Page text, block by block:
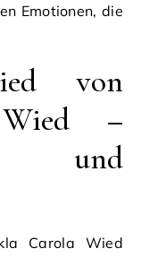
Emotionen, die
von
–
und
Carola Wied